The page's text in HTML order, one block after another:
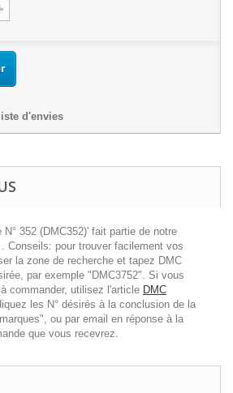
d'envies
N° 352 (DMC352)' fait partie de notre
Conseils: pour trouver facilement vos
la zone de recherche et tapez DMC
par exemple "DMC3752". Si vous
commander, utilisez l'article DMC
les N° désirés à la conclusion de la
ou par email en réponse à la
que vous recevrez.